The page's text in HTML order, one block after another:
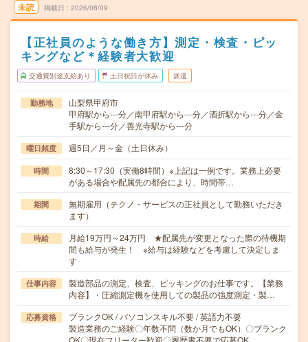
未読 掲載日 2026/08/09
【正社員のような働き方】測定・検査・ピッ
キングなど＊経験者大歓迎
交通費別途支給あり 土日祝日が休み 派遣
勤務地
山梨県甲府市
甲府駅から---分／南甲府駅から---分／酒折駅から---分／金
手駅から---分／善光寺駅から---分
曜日頻度 週5日／月～金（土日休み）
時間
8:30～17:30（実働8時間）※上記は一例です。業務上必要
がある場合や配属先の都合により、時間帯…
期間
無期雇用（テクノ・サービスの正社員として勤務いただき
ます）
時給
月給19万円～24万円 ★配属先が変更となった際の待機期
間も給与が発生！ ※給与は経験などを考慮して決定しま
す
仕事内容
製造部品の測定、検査、ピッキングのお仕事です。【業務
内容】・圧縮測定機を使用しての製品の強度測定・製…
応募資格
ブランクOK / パソコンスキル不要 / 英語力不要
製造業務のご経験〇年数不問（数か月でもOK）〇ブランク
OK〇現在フリーター歓迎〇履歴書不要で応募OK…